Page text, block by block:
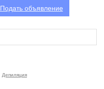
Подать объявление
Депиляция